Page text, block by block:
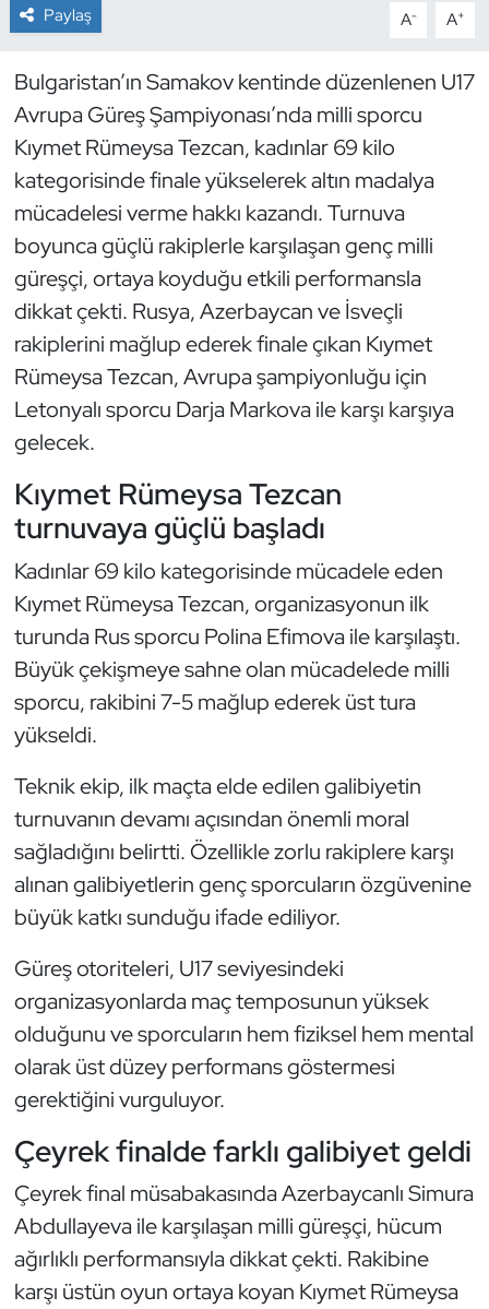
Paylaş A- A+
Bulgaristan’ın Samakov kentinde düzenlenen U17
Avrupa Güreş Şampiyonası’nda milli sporcu
Kıymet Rümeysa Tezcan, kadınlar 69 kilo
kategorisinde finale yükselerek altın madalya
mücadelesi verme hakkı kazandı. Turnuva
boyunca güçlü rakiplerle karşılaşan genç milli
güreşçi, ortaya koyduğu etkili performansla
dikkat çekti. Rusya, Azerbaycan ve İsveçli
rakiplerini mağlup ederek finale çıkan Kıymet
Rümeysa Tezcan, Avrupa şampiyonluğu için
Letonyalı sporcu Darja Markova ile karşı karşıya
gelecek.
Kıymet Rümeysa Tezcan
turnuvaya güçlü başladı
Kadınlar 69 kilo kategorisinde mücadele eden
Kıymet Rümeysa Tezcan, organizasyonun ilk
turunda Rus sporcu Polina Efimova ile karşılaştı.
Büyük çekişmeye sahne olan mücadelede milli
sporcu, rakibini 7-5 mağlup ederek üst tura
yükseldi.
Teknik ekip, ilk maçta elde edilen galibiyetin
turnuvanın devamı açısından önemli moral
sağladığını belirtti. Özellikle zorlu rakiplere karşı
alınan galibiyetlerin genç sporcuların özgüvenine
büyük katkı sunduğu ifade ediliyor.
Güreş otoriteleri, U17 seviyesindeki
organizasyonlarda maç temposunun yüksek
olduğunu ve sporcuların hem fiziksel hem mental
olarak üst düzey performans göstermesi
gerektiğini vurguluyor.
Çeyrek finalde farklı galibiyet geldi
Çeyrek final müsabakasında Azerbaycanlı Simura
Abdullayeva ile karşılaşan milli güreşçi, hücum
ağırlıklı performansıyla dikkat çekti. Rakibine
karşı üstün oyun ortaya koyan Kıymet Rümeysa
Dövüş Sanatı
E-Spor
Eskrim
Futbol
Futsal
Genel
Golf
Güreş
Hava Sporları
Hentbol
İşitme Engelli Sporcular
Judo ve Kuraş
Kano ve Rafting
Karate
Kempo
Kick Boks
Kürek
Masa Tenisi
Modern Pentatlon
Motor Sporları